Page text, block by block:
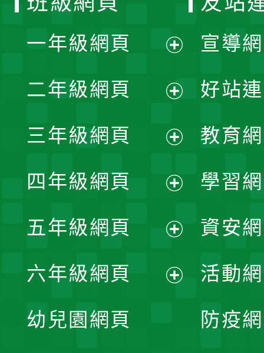
一年級網頁
開
選
單
二年級網頁
開
選
單
三年級網頁
開
選
單
四年級網頁
開
選
五年級網頁
開
六年級網頁
幼兒園網頁
宣導
好站
教育
學習
資安
活動
防疫